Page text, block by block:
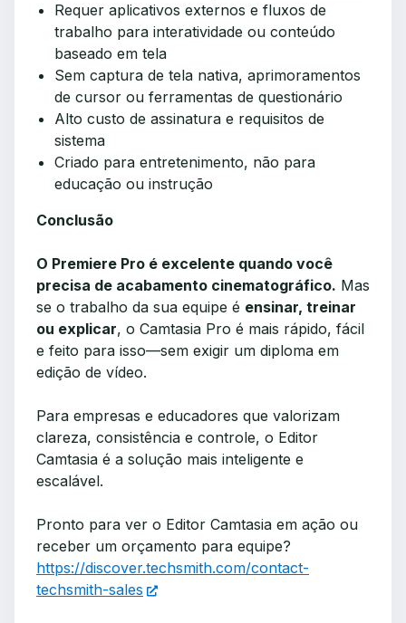
Requer aplicativos externos e fluxos de
trabalho para interatividade ou conteúdo
baseado em tela
Sem captura de tela nativa, aprimoramentos
de cursor ou ferramentas de questionário
Alto custo de assinatura e requisitos de
sistema
Criado para entretenimento, não para
educação ou instrução
Conclusão
O Premiere Pro é excelente quando você
precisa de acabamento cinematográfico. Mas
se o trabalho da sua equipe é ensinar, treinar
ou explicar, o Camtasia Pro é mais rápido, fácil
e feito para isso—sem exigir um diploma em
edição de vídeo.
Para empresas e educadores que valorizam
clareza, consistência e controle, o Editor
Camtasia é a solução mais inteligente e
escalável.
Pronto para ver o Editor Camtasia em ação ou
receber um orçamento para equipe?
https://discover.techsmith.com/contact-
techsmith-sales